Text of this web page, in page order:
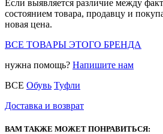
Если выявляется различие между
состоянием товара, продавцу и
новая цена.
ВСЕ ТОВАРЫ ЭТОГО БРЕНДА
нужна помощь? Напишите нам
ВСЕ Обувь Туфли
Доставка и возврат
ВАМ ТАКЖЕ МОЖЕТ ПОНРАВИТЬСЯ: